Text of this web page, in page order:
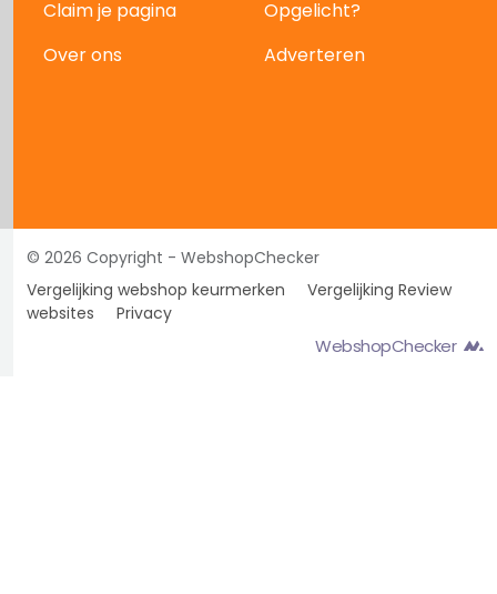
Claim je pagina
Opgelicht?
Over ons
Adverteren
© 2026 Copyright - WebshopChecker
Vergelijking webshop keurmerken
Vergelijking Review
websites
Privacy
WebshopChecker